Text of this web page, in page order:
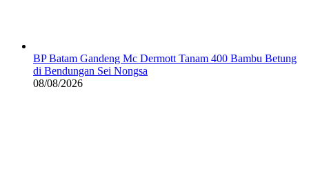
BP Batam Gandeng Mc Dermott Tanam 400 Bambu Betung
di Bendungan Sei Nongsa
08/08/2026